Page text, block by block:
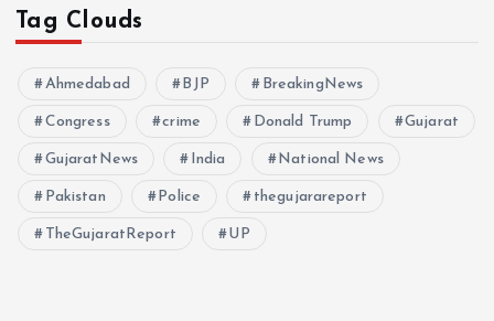
Tag Clouds
Ahmedabad BJP BreakingNews
Congress crime Donald Trump Gujarat
GujaratNews India National News
Pakistan Police thegujarareport
TheGujaratReport UP